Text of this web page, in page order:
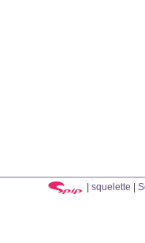
| squelette |